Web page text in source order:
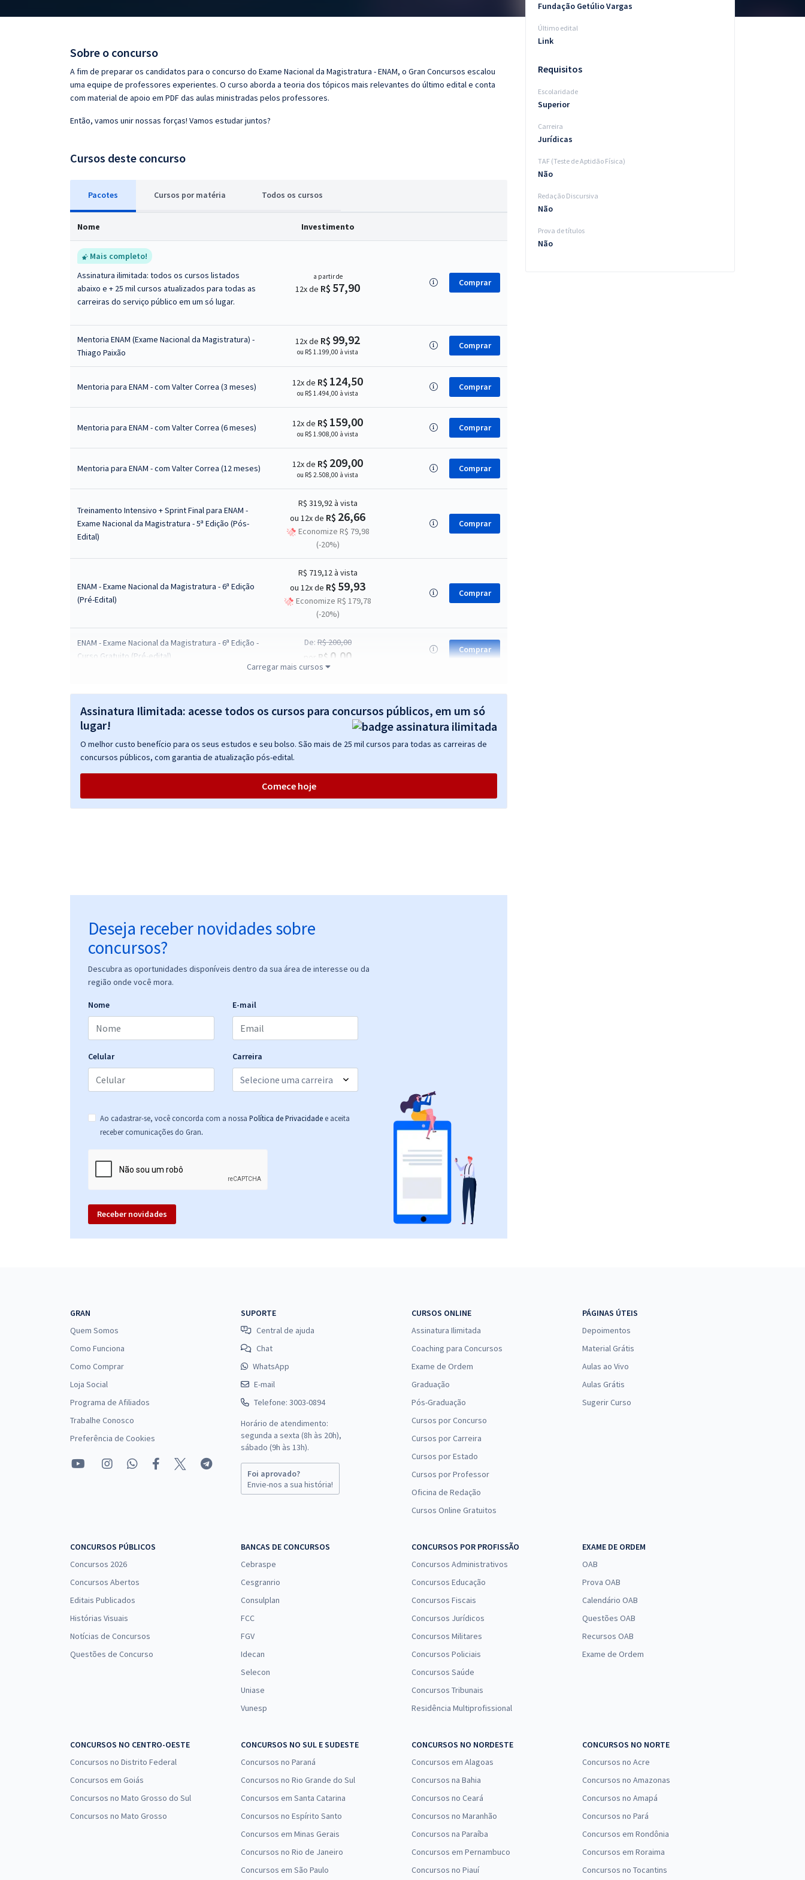
Questões grátis
Sobre o concurso
A fim de preparar os candidatos para o concurso do Exame Nacional da Magistratura - ENAM, o Gran Concursos escalou
uma equipe de professores experientes. O curso aborda a teoria dos tópicos mais relevantes do último edital e conta
com material de apoio em PDF das aulas ministradas pelos professores.
Então, vamos unir nossas forças! Vamos estudar juntos?
Cursos deste concurso
Pacotes Cursos por matéria Todos os cursos
Nome Investimento
Mais completo!
Assinatura ilimitada: todos os cursos listados
abaixo e + 25 mil cursos atualizados para todas as
carreiras do serviço público em um só lugar.
a partir de
12x de R$ 57,90 Comprar
Mentoria ENAM (Exame Nacional da Magistratura) -
Thiago Paixão
12x de R$ 99,92
ou R$ 1.199,00 à vista
Comprar
Mentoria para ENAM - com Valter Correa (3 meses) 12x de R$ 124,50
ou R$ 1.494,00 à vista
Comprar
Mentoria para ENAM - com Valter Correa (6 meses) 12x de R$ 159,00
ou R$ 1.908,00 à vista
Comprar
Mentoria para ENAM - com Valter Correa (12 meses) 12x de R$ 209,00
ou R$ 2.508,00 à vista
Comprar
Treinamento Intensivo + Sprint Final para ENAM -
Exame Nacional da Magistratura - 5ª Edição (Pós-
Edital)
R$ 319,92à vista
ou 12x de R$ 26,66
Economize R$ 79,98
(-20%)
Comprar
ENAM - Exame Nacional da Magistratura - 6ª Edição
(Pré-Edital)
R$ 719,12à vista
ou 12x de R$ 59,93
Economize R$ 179,78
(-20%)
Comprar
ENAM - Exame Nacional da Magistratura - 6ª Edição -
Curso Gratuito (Pré-edital)
De:R$ 200,00
R$ 0,00
Comprar
Carregar mais cursos
Assinatura Ilimitada: acesse todos os cursos para concursos públicos, em um só
lugar!
O melhor custo benefício para os seus estudos e seu bolso. São mais de 25 mil cursos para todas as carreiras de
concursos públicos, com garantia de atualização pós-edital.
Comece hoje
Deseja receber novidades sobre
concursos?
Descubra as oportunidades disponíveis dentro da sua área de interesse ou da
região onde você mora.
Nome E-mail
Celular Carreira
Ao cadastrar-se, você concorda com a nossa Política de Privacidade e aceita
receber comunicações do Gran.
Receber novidades
Fundação Getúlio Vargas
Último edital
Link
Requisitos
Escolaridade
Superior
Carreira
Jurídicas
TAF (Teste de Aptidão Física)
Não
Redação Discursiva
Não
Prova de títulos
Não
GRAN
Quem Somos
Como Funciona
Como Comprar
Loja Social
Programa de Afiliados
Trabalhe Conosco
Preferência de Cookies
SUPORTE
Central de ajuda
Chat
WhatsApp
E-mail
Telefone: 3003-0894
Horário de atendimento:
segunda a sexta (8h às 20h),
sábado (9h às 13h).
Foi aprovado?
Envie-nos a sua história!
CURSOS ONLINE
Assinatura Ilimitada
Coaching para Concursos
Exame de Ordem
Graduação
Pós-Graduação
Cursos por Concurso
Cursos por Carreira
Cursos por Estado
Cursos por Professor
Oficina de Redação
Cursos Online Gratuitos
PÁGINAS ÚTEIS
Depoimentos
Material Grátis
Aulas ao Vivo
Aulas Grátis
Sugerir Curso
CONCURSOS PÚBLICOS
Concursos 2026
Concursos Abertos
Editais Publicados
Histórias Visuais
Notícias de Concursos
Questões de Concurso
BANCAS DE CONCURSOS
Cebraspe
Cesgranrio
Consulplan
FCC
FGV
Idecan
Selecon
Uniase
Vunesp
CONCURSOS POR PROFISSÃO
Concursos Administrativos
Concursos Educação
Concursos Fiscais
Concursos Jurídicos
Concursos Militares
Concursos Policiais
Concursos Saúde
Concursos Tribunais
Residência Multiprofissional
EXAME DE ORDEM
OAB
Prova OAB
Calendário OAB
Questões OAB
Recursos OAB
Exame de Ordem
CONCURSOS NO CENTRO-OESTE
Concursos no Distrito Federal
Concursos em Goiás
Concursos no Mato Grosso do Sul
Concursos no Mato Grosso
CONCURSOS NO SUL E SUDESTE
Concursos no Paraná
Concursos no Rio Grande do Sul
Concursos em Santa Catarina
Concursos no Espírito Santo
Concursos em Minas Gerais
Concursos no Rio de Janeiro
Concursos em São Paulo
CONCURSOS NO NORDESTE
Concursos em Alagoas
Concursos na Bahia
Concursos no Ceará
Concursos no Maranhão
Concursos na Paraíba
Concursos em Pernambuco
Concursos no Piauí
CONCURSOS NO NORTE
Concursos no Acre
Concursos no Amazonas
Concursos no Amapá
Concursos no Pará
Concursos em Rondônia
Concursos em Roraima
Concursos no Tocantins